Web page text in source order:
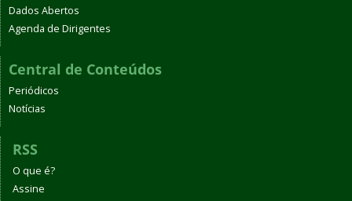
Dados Abertos
Agenda de Dirigentes
Central de Conteúdos
Periódicos
Notícias
RSS
O que é?
Assine